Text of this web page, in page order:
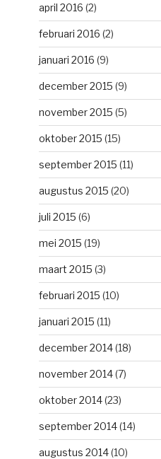
april 2016 (2)
februari 2016 (2)
januari 2016 (9)
december 2015 (9)
november 2015 (5)
oktober 2015 (15)
september 2015 (11)
augustus 2015 (20)
juli 2015 (6)
mei 2015 (19)
maart 2015 (3)
februari 2015 (10)
januari 2015 (11)
december 2014(18)
november 2014(7)
oktober 2014(23)
september 2014(14)
augustus 2014(10)